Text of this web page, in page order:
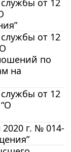
от 12
по
на
от 12
г. № 014-